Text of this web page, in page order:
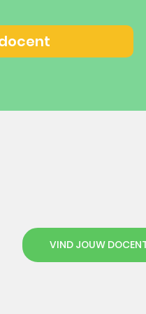
VIND JOUW